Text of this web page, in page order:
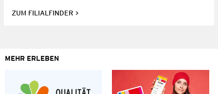
ZUM FILIALFINDER
MEHR ERLEBEN